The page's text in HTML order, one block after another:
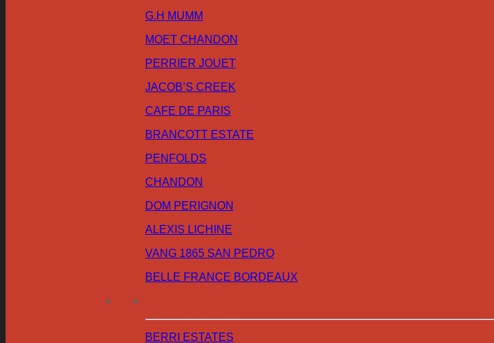
G.H MUMM
MOET CHANDON
PERRIER JOUET
JACOB’S CREEK
CAFE DE PARIS
BRANCOTT ESTATE
PENFOLDS
CHANDON
DOM PERIGNON
ALEXIS LICHINE
VANG 1865 SAN PEDRO
BELLE FRANCE BORDEAUX
BERRI ESTATES